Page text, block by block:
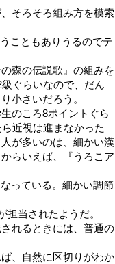
そろそろ組み方を模索
こともありうるのでテ
森の伝説歌』の組みを
ぐらいなので、だん
小さいだろう。
のころ8ポイントぐら
近視は進まなかった
が多いのは、細かい漢
らいえば、『うろこア
っている。細かい調節
当されたようだ。
れるときには、普通の
、自然に区切りがわか